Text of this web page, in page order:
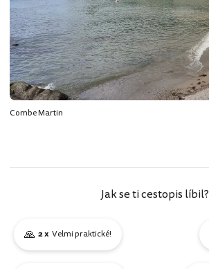
Combe Martin
Jak se ti cestopis líbil?
🙏 2 x Velmi praktické!